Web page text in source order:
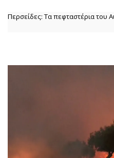
Περσείδες: Τα πεφταστέρια του